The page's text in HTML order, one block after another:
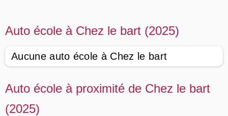
Auto école à Chez le bart (2025)
Aucune auto école à Chez le bart
Auto école à proximité de Chez le bart
(2025)